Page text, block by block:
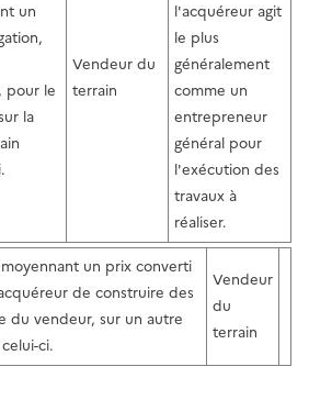
un
pour le
la
Vendeur du
terrain
l'acquéreur agit
le plus
généralement
comme un
entrepreneur
général pour
l'exécution des
travaux à
réaliser.
un prix converti
de construire des
du vendeur, sur un autre
ci.
Vendeur
du
terrain